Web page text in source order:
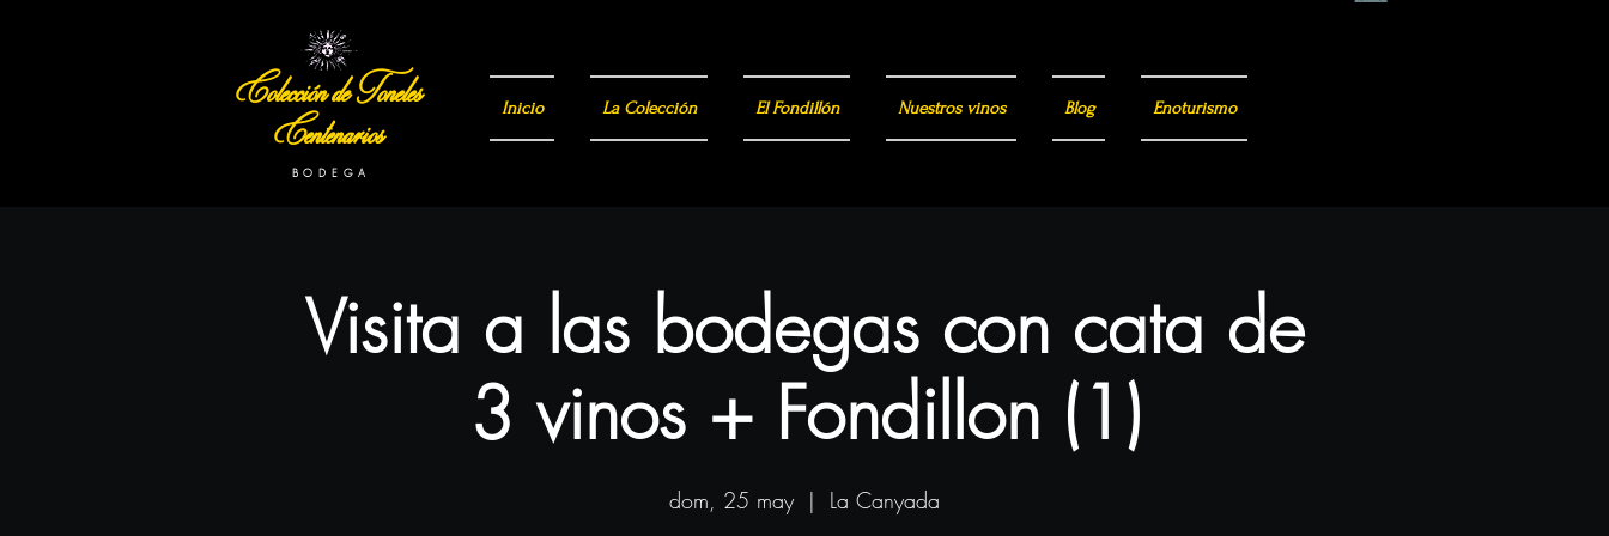
Visita a las bodegas con cata de
3 vinos + Fondillon (1)
dom, 25 may
  |
La Canyada
Colección de Toneles
Centenarios Inicio La Colección El Fondillón Nuestros vinos Blog Enoturismo
B O D E G A